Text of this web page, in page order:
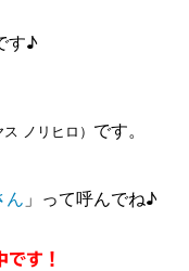
す♪
ス ノリヒロ） です。
ん 」って呼んでね♪
です！